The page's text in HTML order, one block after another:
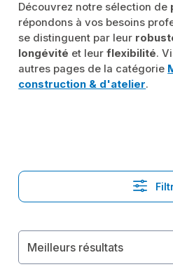
Découvrez notre sélection de
répondons à vos besoins
se distinguent par leur
longévité et leurflexibilité.
autres pages de la catégorie
construction & d'atelier.